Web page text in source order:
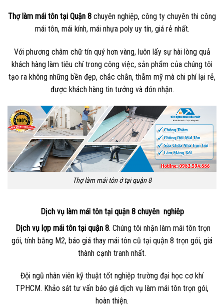
Thợ làm mái tôn tại Quận 8 chuyên nghiệp, công ty chuyên thi công
mái tôn, mái kính, mái nhựa poly uy tín, giá rẻ nhất.
Với phương châm chữ tín quý hơn vàng, luôn lấy sự hài lòng quả
khách hàng làm tiêu chí trong công việc, sản phẩm của chúng tôi
tạo ra không những bền đẹp, chắc chắn, thẫm mỹ mà chi phí lại rẻ,
được khách hàng tin tưởng và đón nhận.
Thợ làm mái tôn ở tại quận 8
Dịch vụ làm mái tôn tại quận 8 chuyên nghiêp
Dịch vụ lợp mái tôn tại quận 8. Chúng tôi nhận làm mái tôn trọn
gói, tính bằng M2, báo giá thay mái tôn cũ tại quận 8 trọn gói, giá
thành cạnh tranh nhất.
Đội ngũ nhân viên kỹ thuật tốt nghiệp trường đại học cơ khí
TPHCM. Khảo sát tư vấn báo giá dịch vụ làm mái tôn trọn gói,
hoàn thiện.